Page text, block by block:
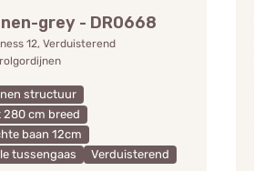
grey - DR0668
12, Verduisterend
structuur
280 cm breed
baan 12cm
tussengaas
Verduisterend